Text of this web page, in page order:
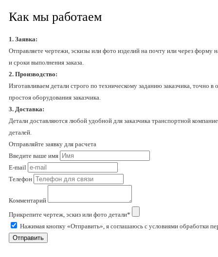
Как мы работаем
1. Заявка:
Отправляете чертежи, эскизы или фото изделий на почту или через форму
и сроки выполнения заказа.
2. Производство:
Изготавливаем детали строго по техническому заданию заказчика,
простоя оборудования заказчика.
3. Доставка:
Детали доставляются любой удобной для заказчика транспортной
деталей.
Отправляйте заявку для расчета
Введите ваше имя
E-mail
Телефон
Комментарий
Прикрепите чертеж, эскиз или фото детали*
Нажимая кнопку «Отправить», я соглашаюсь с условиями обработки
Отправить